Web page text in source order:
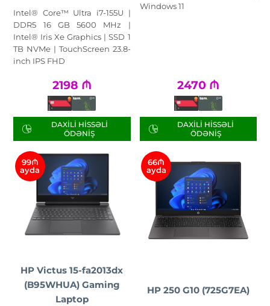
Intel® Core™ Ultra i7-155U |
DDR5 16 GB 5600 MHz |
Intel® Iris Xe Graphics | SSD 1
TB NVMe | TouchScreen 23.8-
inch IPS FHD
2198 ₼
DAXILI HISSƏLI
ÖDƏNIŞ
Windows 11
2470 ₼
DAXILI HISSƏLI
ÖDƏNIŞ
99₼
ayda
HP Victus 15-fa2013dx
(B95WHUA) Gaming
Laptop
66₼
ayda
HP 250 G10 (725G7EA)